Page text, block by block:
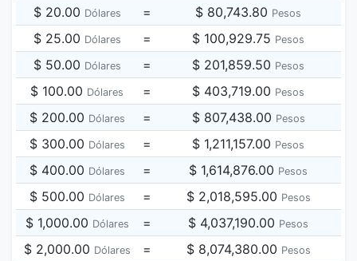
$ 20.00 Dólares = $ 80,743.80 Pesos
$ 25.00 Dólares = $ 100,929.75 Pesos
$ 50.00 Dólares = $ 201,859.50 Pesos
$ 100.00 Dólares = $ 403,719.00 Pesos
$ 200.00 Dólares = $ 807,438.00 Pesos
$ 300.00 Dólares = $ 1,211,157.00 Pesos
$ 400.00 Dólares = $ 1,614,876.00 Pesos
$ 500.00 Dólares = $ 2,018,595.00 Pesos
$ 1,000.00 Dólares = $ 4,037,190.00 Pesos
$ 2,000.00 Dólares = $ 8,074,380.00 Pesos